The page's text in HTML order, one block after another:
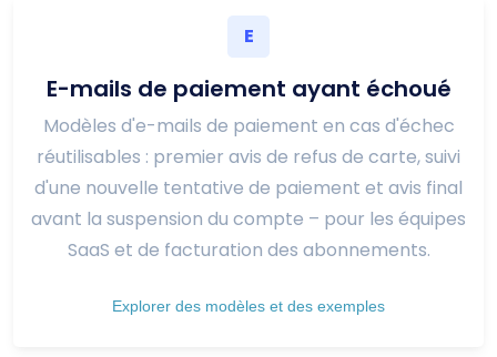
E
E-mails de paiement ayant échoué
Modèles d'e-mails de paiement en cas d'échec
réutilisables : premier avis de refus de carte, suivi
d'une nouvelle tentative de paiement et avis final
avant la suspension du compte – pour les équipes
SaaS et de facturation des abonnements.
Explorer des modèles et des exemples